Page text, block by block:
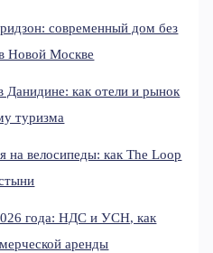
современный дом без
Новой Москве
Данидине: как отели и рынок
туризма
на велосипеды: как The Loop
года: НДС и УСН, как
аренды